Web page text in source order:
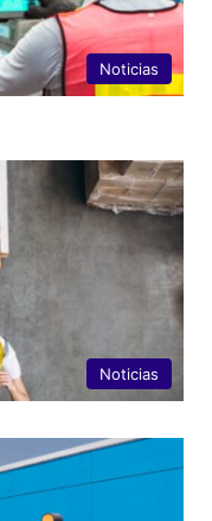
Noticias
Noticias